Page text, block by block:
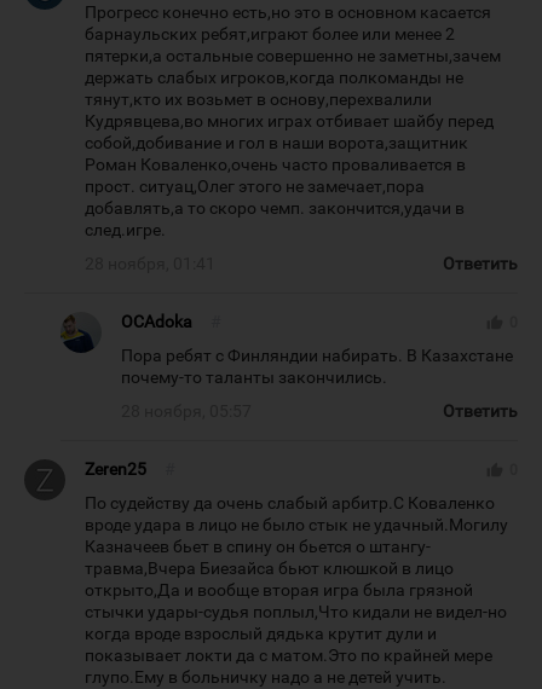
Прогресс конечно есть,но это в основном касается
барнаульских ребят,играют более или менее 2
пятерки,а остальные совершенно не заметны,зачем
держать слабых игроков,когда полкоманды не
тянут,кто их возьмет в основу,перехвалили
Кудрявцева,во многих играх отбивает шайбу перед
собой,добивание и гол в наши ворота,защитник
Роман Коваленко,очень часто проваливается в
прост. ситуац,Олег этого не замечает,пора
добавлять,а то скоро чемп. закончится,удачи в
след.игре.
Ответить
OCAdoka
Пора ребят с Финляндии набирать. В Казахстане
почему-то таланты закончились.
Ответить
Zeren25
По судейству да очень слабый арбитр.С Коваленко
вроде удара в лицо не было стык не удачный.Могилу
Казначеев бьет в спину он бьется о штангу-
травма,Вчера Биезайса бьют клюшкой в лицо
открыто,Да и вообще вторая игра была грязной
стычки удары-судья поплыл,Что кидали не видел-но
когда вроде взрослый дядька крутит дули и
показывает локти да с матом.Это по крайней мере
глупо.Ему в больничку надо а не детей учить.